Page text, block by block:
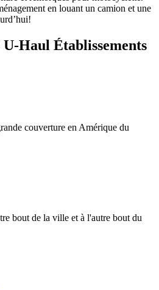
en louant un camion et une
U-Haul Établissements
couverture en Amérique du
bout de la ville et à l'autre bout du